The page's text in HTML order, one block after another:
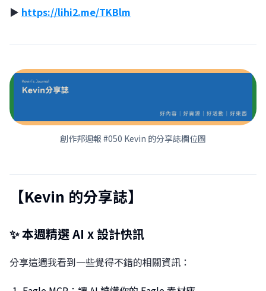
▶︎ https://lihi2.me/TKBlm
創作邦週報 #050 Kevin 的分享誌欄位圖
【Kevin 的分享誌】
✨ 本週精選 AI x 設計快訊
分享這週我看到一些覺得不錯的相關資訊：